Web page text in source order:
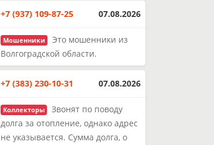
+7 (937) 109-87-25 07.08.2026
Мошенники
Это мошенники из
Волгоградской области.
+7 (383) 230-10-31 07.08.2026
Коллекторы
Звонят по поводу
долга за отопление, однако адрес
не указывается. Сумма долга, о